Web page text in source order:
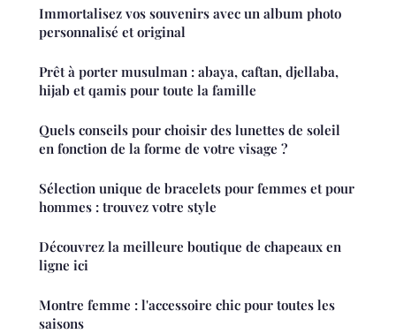
Immortalisez vos souvenirs avec un album photo
personnalisé et original
Prêt à porter musulman : abaya, caftan, djellaba,
hijab et qamis pour toute la famille
Quels conseils pour choisir des lunettes de soleil
en fonction de la forme de votre visage ?
Sélection unique de bracelets pour femmes et pour
hommes : trouvez votre style
Découvrez la meilleure boutique de chapeaux en
ligne ici
Montre femme : l'accessoire chic pour toutes les
saisons